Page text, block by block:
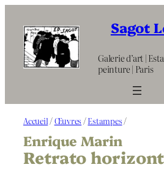
contenu
Sagot
Galerie d’art |
peinture | Paris
Accueil /Œuvres /Estampes /
Enrique Marin
Retrato